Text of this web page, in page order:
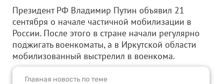
Президент РФ Владимир Путин объявил 21
сентября о начале частичной мобилизации в
России. После этого в стране начали регулярно
поджигать военкоматы, а в Иркутской области
мобилизованный выстрелил в военкома.
Главная новость по теме